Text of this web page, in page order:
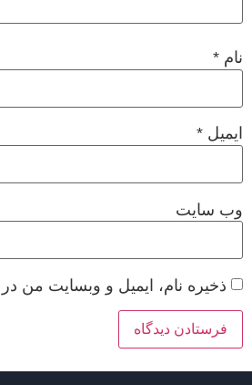
نام *
ایمیل *
وب‌ سایت
ذخیره نام، ایمیل و وبسایت من